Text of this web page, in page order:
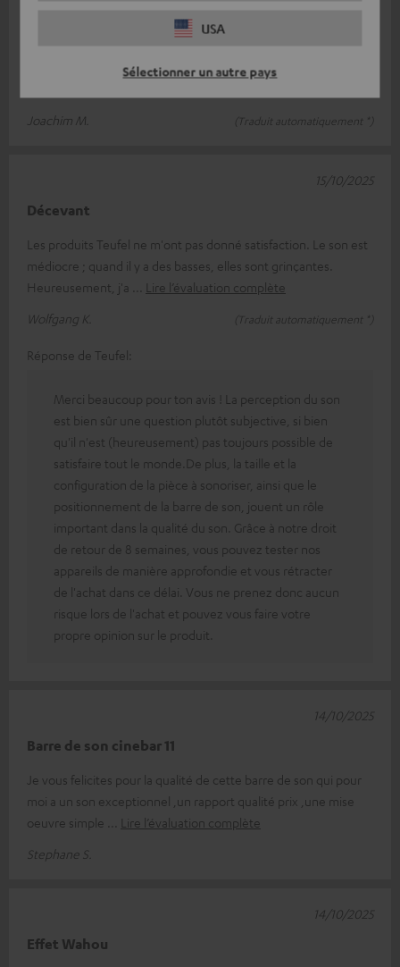
USA
Sélectionner un autre pays
Joachim M.
(Traduit automatiquement *)
Décevant
Les produits Teufel ne m'ont pas donné satisfaction. Le son est
médiocre ; quand il y a des basses, elles sont grinçantes.
Heureusement, j'a
Lire l’évaluation complète
Wolfgang K.
(Traduit automatiquement *)
15/10/2025
Réponse de Teufel:
Merci beaucoup pour ton avis ! La perception du son
est bien sûr une question plutôt subjective, si bien
qu'il n'est (heureusement) pas toujours possible de
satisfaire tout le monde.De plus, la taille et la
configuration de la pièce à sonoriser, ainsi que le
positionnement de la barre de son, jouent un rôle
important dans la qualité du son. Grâce à notre droit
de retour de 8 semaines, vous pouvez tester nos
appareils de manière approfondie et vous rétracter
de l'achat dans ce délai. Vous ne prenez donc aucun
risque lors de l'achat et pouvez vous faire votre
propre opinion sur le produit.
Barre de son cinebar 11
Je vous felicites pour la qualité de cette barre de son qui pour
moi a un son exceptionnel ,un rapport qualité prix ,une mise
oeuvre simple
Lire l’évaluation complète
Stephane S.
14/10/2025
Effet Wahou
14/10/2025